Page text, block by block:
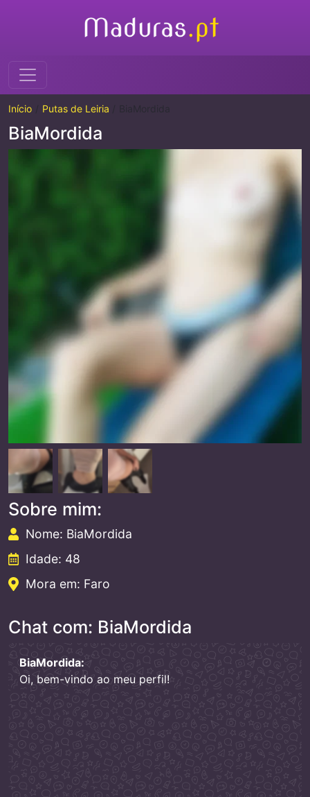
Início Putas de Leiria
BiaMordida
Sobre mim:
Nome: BiaMordida
Idade: 48
Mora em: Faro
Chat com: BiaMordida
BiaMordida:
Oi, bem-vindo ao meu perfil!